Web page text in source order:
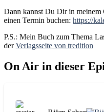
Dann kannst Du Dir in meinem
einen Termin buchen: https://
P.S.: Mein Buch zum Thema
derVerlagsseite von tredition
On Air in dieser